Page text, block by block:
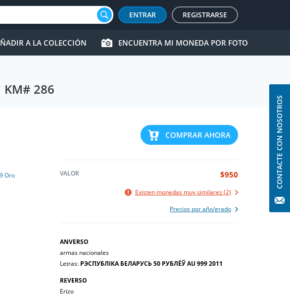
ENTRAR REGISTRARSE
A LA COLECCIÓN ENCUENTRA MI MONEDA POR FOTO
286
COMPRAR AHORA
VALOR $950
Existen monedas muy similares (2)
Precios por año/grado
ANVERSO
armas nacionales
Letras: РЭСПУБЛІКА БЕЛАРУСЬ 50 РУБЛЁЎ AU 999 2011
REVERSO
Erizo
Oro
CONTACTE CON NOSOTROS